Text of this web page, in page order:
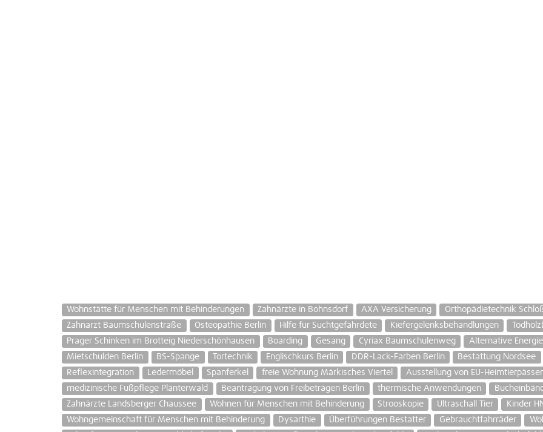
Wohnstätte für Menschen mit Behinderungen Zahnärzte in Bohnsdorf AXA Versicherung Orthopädietechnik
Zahnarzt Baumschulenstraße
Osteopathie Berlin Hilfe für Suchtgefährdete Kiefergelenksbehandlungen
Prager Schinken im Brotteig Niederschönhausen
Boarding Gesang Cyriax Baumschulenweg Alternative
Mietschulden Berlin
BS-Spange Tortechnik Englischkurs Berlin DDR-Lack-Farben Berlin Bestattung Nordsee
Reflexintegration
Ledermöbel Spanferkel freie Wohnung Märkisches Viertel Ausstellung von EU-
medizinische Fußpflege Plänterwald
Beantragung von Freibeträgen Berlin thermische Anwendungen
Zahnärzte Landsberger Chaussee
Wohnen für Menschen mit Behinderung Strooskopie Ultraschall Tier
Kinder
Wohngemeinschaft für Menschen mit Behinderung
Dysarthie Überführungen Bestatter Gebrauchtfahrräder